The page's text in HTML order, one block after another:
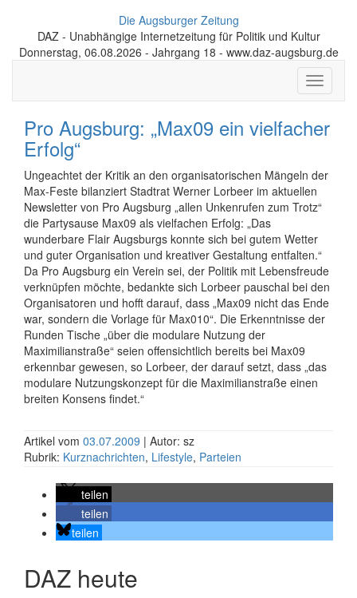
Die Augsburger Zeitung
DAZ - Unabhängige Internetzeitung für Politik und Kultur
Donnerstag, 06.08.2026 - Jahrgang 18 - www.daz-augsburg.de
Toggle
Pro Augsburg: „Max09 ein vielfacher
Erfolg“
Ungeachtet der Kritik an den organisatorischen Mängeln der
Max-Feste bilanziert Stadtrat Werner Lorbeer im aktuellen
Newsletter von Pro Augsburg „allen Unkenrufen zum Trotz“
die Partysause Max09 als vielfachen Erfolg: „Das
wunderbare Flair Augsburgs konnte sich bei gutem Wetter
und guter Organisation und kreativer Gestaltung entfalten.“
Da Pro Augsburg ein Verein sei, der Politik mit Lebensfreude
verknüpfen möchte, bedankte sich Lorbeer pauschal bei den
Organisatoren und hofft darauf, dass „Max09 nicht das Ende
war, sondern die Vorlage für Max010“. Die Erkenntnisse der
Runden Tische „über die modulare Nutzung der
Maximilianstraße“ seien offensichtlich bereits bei Max09
erkennbar gewesen, so Lorbeer, der darauf setzt, dass „das
modulare Nutzungskonzept für die Maximilianstraße einen
breiten Konsens findet.“
Artikel vom 03.07.2009 | Autor: sz
Rubrik: Kurznachrichten, Lifestyle, Parteien
teilen
teilen
teilen
DAZ heute